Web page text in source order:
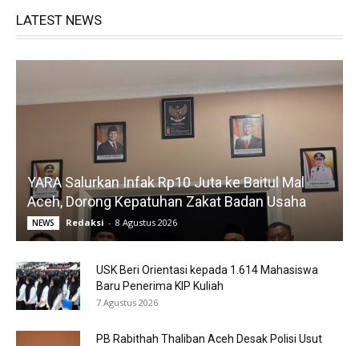
LATEST NEWS
YARA Salurkan Infak Rp10 Juta ke Baitul Mal
Aceh, Dorong Kepatuhan Zakat Badan Usaha
NEWS Redaksi - 8 Agustus 2026
USK Beri Orientasi kepada 1.614 Mahasiswa
Baru Penerima KIP Kuliah
7 Agustus 2026
PB Rabithah Thaliban Aceh Desak Polisi Usut